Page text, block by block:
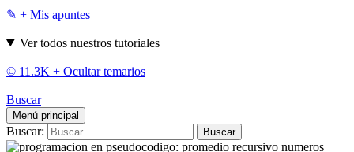
✎ + Mis apuntes
Ver todos nuestros tutoriales
© 11.3K + Ocultar temarios
Buscar
Menú principal
Buscar: